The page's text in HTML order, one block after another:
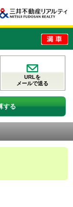
URLを
メールで送る
する